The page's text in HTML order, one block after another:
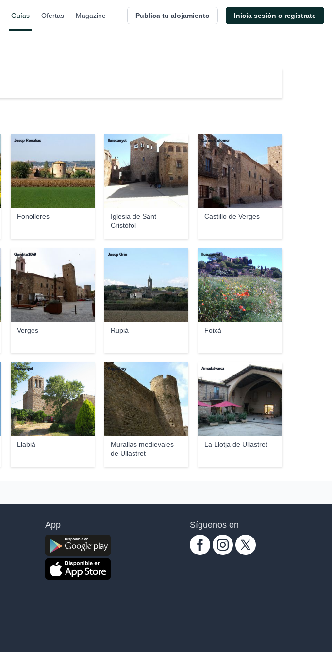
Guías Ofertas Magazine Publica tu alojamiento Inicia sesión o regístrate
Fonolleres
Josep Renalias
Iglesia de Sant
Cristòfol
lluiscanyet
Castillo de Verges
Carme Colomer
Verges
Gordito1869
Rupià
Josep Grin
Foixà
lluiscanyet
Llabià
lluiscanyet
Murallas medievales
de Ullastret
Kippelboy
La Llotja de Ullastret
Amadalvarez
App Síguenos en